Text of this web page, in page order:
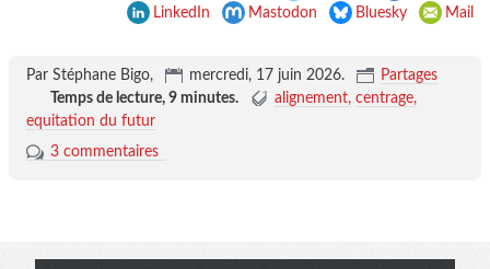
LinkedIn
Mastodon Bluesky Mail
Par Stéphane Bigo, mercredi, 17 juin 2026.
Partages
Temps de lecture, 9 minutes. alignement centrage
equitation du futur
3 commentaires